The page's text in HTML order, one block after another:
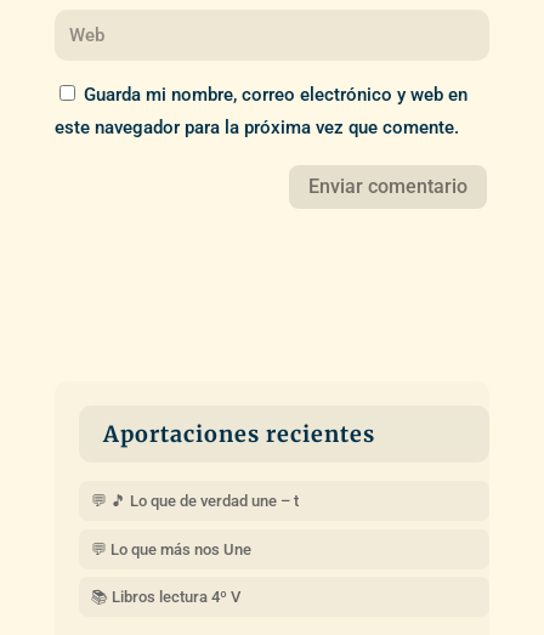
Guarda mi nombre, correo electrónico y web en
este navegador para la próxima vez que comente.
Aportaciones recientes
💬 🎵 Lo que de verdad une – t
💬 Lo que más nos Une
📚 Libros lectura 4º V